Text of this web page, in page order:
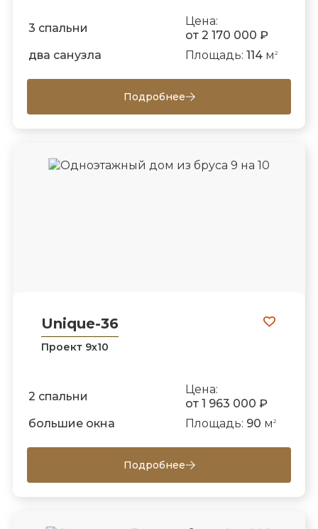
3 спальни
Цена:
от 2 170 000 ₽
два санузла
Площадь: 114м 2
Подробнее
Unique-36
Проект 9х10
2 спальни
Цена:
от 1 963 000 ₽
большие окна
Площадь: 90 м 2
Подробнее